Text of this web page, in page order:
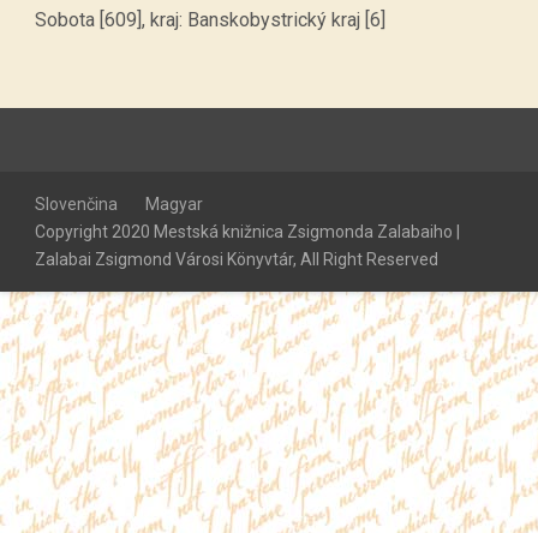
Sobota [609], kraj: Banskobystrický kraj [6]
Slovenčina
Magyar
Copyright 2020 Mestská knižnica Zsigmonda Zalabaiho |
Zalabai Zsigmond Városi Könyvtár, All Right Reserved